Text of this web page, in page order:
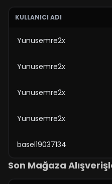
KULLANICI ADI
Yunusemre2x
Yunusemre2x
Yunusemre2x
Yunusemre2x
basel19037134
Son Mağaza